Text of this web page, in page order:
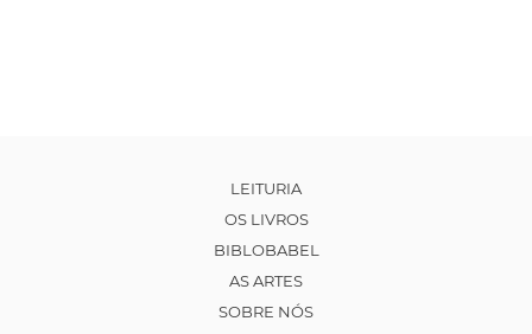
LEITURIA
OS LIVROS
BIBLOBABEL
AS ARTES
SOBRE NÓS